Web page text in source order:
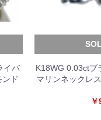
イバ
ド
K18WG 0.03ctブ
マリンネックレ